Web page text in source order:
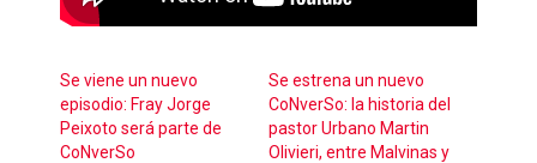
Se viene un nuevo
episodio: Fray Jorge
Peixoto será parte de
CoNverSo
Se estrena un nuevo
CoNverSo: la historia del
pastor Urbano Martin
Olivieri, entre Malvinas y